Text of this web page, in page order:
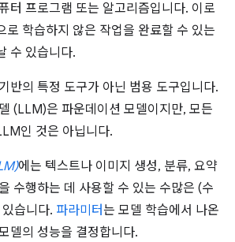
터 프로그램 또는 알고리즘입니다. 이로
로 학습하지 않은 작업을 완료할 수 있는
수 있습니다.
반의 특정 도구가 아닌 범용 도구입니다.
(LLM)은 파운데이션 모델이지만, 모든
인 것은 아닙니다.
에는 텍스트나 이미지 생성, 분류, 요약
수행하는 데 사용할 수 있는 수많은 (수
습니다. 파라미터는 모델 학습에서 나온
델의 성능을 결정합니다.